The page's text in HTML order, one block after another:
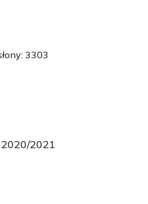
3303
2021